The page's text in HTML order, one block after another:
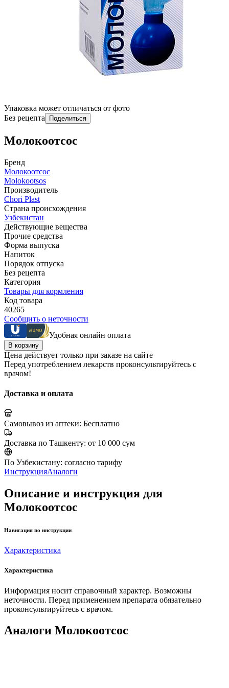
Упаковка может отличаться от фото
Без рецепта
Поделиться
Молокоотсос
Бренд
Молокоотсос
Molokootsos
Производитель
Chori Plast
Страна происхождения
Узбекистан
Действующие вещества
Прочие средства
Форма выпуска
Напиток
Порядок отпуска
Без рецепта
Категория
Товары для кормления
Код товара
40265
Сообщить о неточности
Удобная онлайн оплата
В корзину
Цена действует только при заказе на сайте
Перед употреблением лекарств проконсультируйтесь с
врачом!
Доставка и оплата
Самовывоз из аптеки: Бесплатно
Доставка по Ташкенту: от 10 000 сум
По Узбекистану: согласно тарифу
ИнструкцияАналоги
Описание и инструкция для
Молокоотсос
Навигация по инструкции
Характеристика
Характеристика
Информация носит справочный характер. Возможны
неточности. Перед применением препарата обязательно
проконсультируйтесь с врачом.
Аналоги Молокоотсос